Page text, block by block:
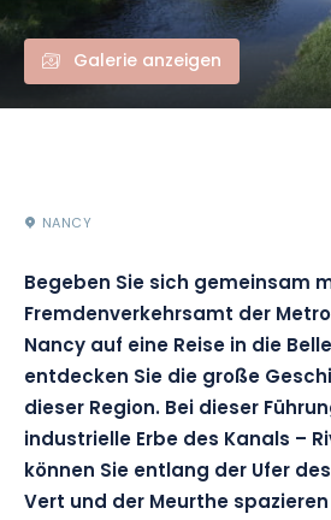
Galerie anzeigen
NANCY
Begeben Sie sich gemeinsam
Fremdenverkehrsamt der
Nancy auf eine Reise in die
entdecken Sie die große
dieser Region. Bei dieser
industrielle Erbe des Kanals –
können Sie entlang der Ufer
Vert und der Meurthe